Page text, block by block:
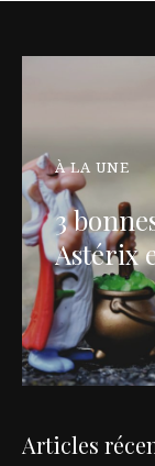
À LA UNE
3
Astérix
Articles